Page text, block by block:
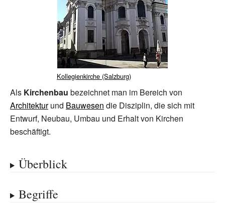
Kollegienkirche (Salzburg)
Als Kirchenbau bezeichnet man im Bereich von
Architekturund Bauwesen die Disziplin, die sich mit
Entwurf, Neubau, Umbau und Erhalt von Kirchen
beschäftigt.
Überblick
Begriffe